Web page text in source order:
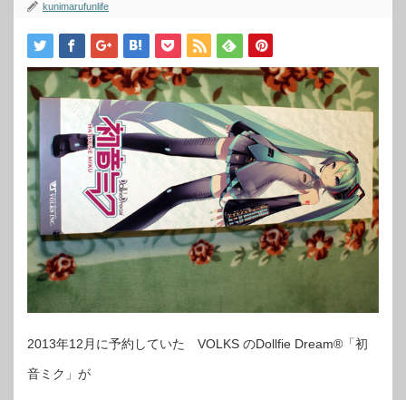
kunimarufunlife
2013年12月に予約していた VOLKS のDollfie Dream®「初
音ミク」が